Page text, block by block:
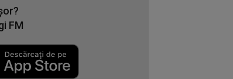
FM